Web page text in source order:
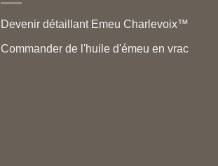
Devenir détaillant Emeu Charlevoix™
Commander de l'huile d'émeu en vrac